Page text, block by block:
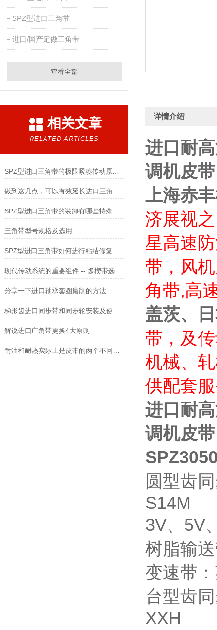
SPZ型进口三角带
进口/国产定做三角带
查看全部
相关文章
RELATED ARTICLES
SPZ型进口三角带的极限紧凑传动原理与高转速适配实践
三角带型号规格及选用
SPZ型进口三角带如何进行粘结修复
现代传动系统的重要组件 -- 多楔带选型与维护
分享一下进口轴承套圈磨削的方法
解说进口广角带更换4大原则
详情介绍
进口耐
调机皮带
上海赤
济展视之
星高速
带，风
角带,高
盖茨、
带， 及
机械、
供配套
进口耐
调机皮带
圆型齿
S14M
3V、5V
树脂输
变速带
台型齿
XXH